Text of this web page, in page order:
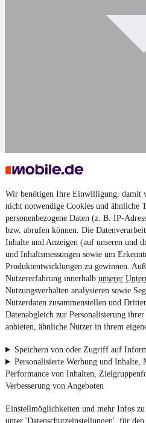
Wir benötigen Ihre Einwilligung, damit
nicht notwendige Cookies und ähnliche
personenbezogene Daten (z. B. IP-
bzw. abrufen können. Die
Inhalte und Anzeigen (auf unseren und
und Inhaltsmessungen sowie um
Produktentwicklungen zu gewinnen.
Nutzererfahrung innerhalb unserer
Nutzungsverhalten analysieren sowie
Nutzerdaten zusammenstellen und
Datenabgleich zur Personalisierung
anbieten, ähnliche Nutzer in ihrem
Speichern von oder Zugriff auf
Personalisierte Werbung und Inhalte,
Performance von Inhalten,
Verbesserung von Angeboten
Einstellmöglichkeiten und mehr Infos
unter 'Datenschutzeinstellungen', für